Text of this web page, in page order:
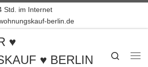
Std. im Internet
berlin.de
♥
♥ BERLIN
Search